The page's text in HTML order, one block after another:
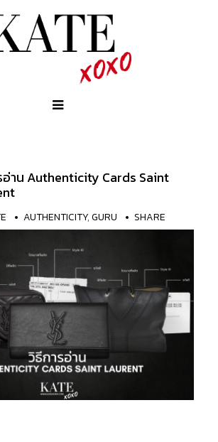
อ่าน Authenticity Cards Saint
AUTHENTICITY,GURU SHARE